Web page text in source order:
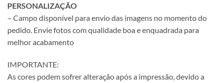
PERSONALIZAÇÃO
– Campo disponível para envio das imagens no momento do
pedido. Envie fotos com qualidade boa e enquadrada para
melhor acabamento
IMPORTANTE:
As cores podem sofrer alteração após a impressão, devido a